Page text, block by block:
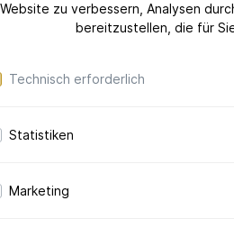
Website zu verbessern, Analysen
bereitzustellen, die für
Technisch erforderlich
Statistiken
Marketing